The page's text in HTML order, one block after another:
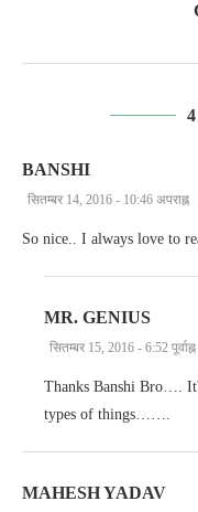
BANSHI
सितम्बर 14, 2016 - 10:46 अपराह्न
So nice.. I always love to
MR. GENIUS
सितम्बर 15, 2016 - 6:52 पूर्वाह्न
Thanks Banshi Bro….
types of things…….
MAHESH YADAV